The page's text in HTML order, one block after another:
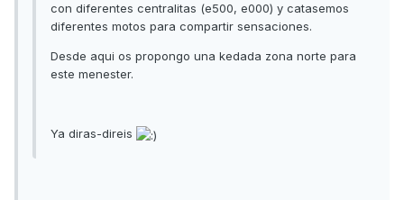
con diferentes centralitas (e500, e000) y catasemos
diferentes motos para compartir sensaciones.
Desde aqui os propongo una kedada zona norte para
este menester.
Ya diras-direis